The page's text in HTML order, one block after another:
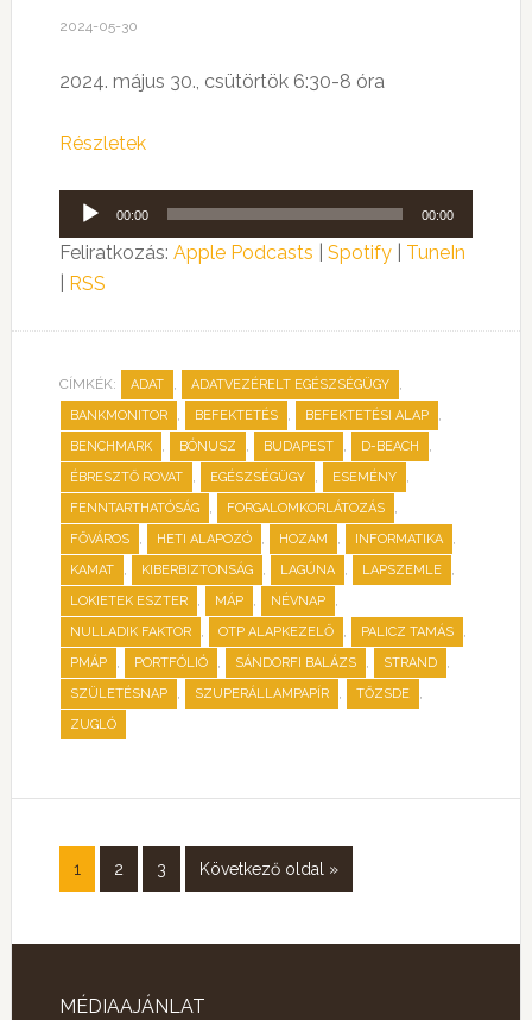
2024-05-30
2024. május 30., csütörtök 6:30-8 óra
Részletek
Audió
lejátszó
00:00 00:00
Feliratkozás: Apple Podcasts Spotify| TuneIn
RSS
CÍMKÉK: ADAT , ADATVEZÉRELT EGÉSZSÉGÜGY ,
BANKMONITOR , BEFEKTETÉS , BEFEKTETÉSI ALAP ,
BENCHMARK , BÓNUSZ , BUDAPEST , D-BEACH ,
ÉBRESZTŐ ROVAT , EGÉSZSÉGÜGY , ESEMÉNY ,
FENNTARTHATÓSÁG , FORGALOMKORLÁTOZÁS ,
FŐVÁROS , HETI ALAPOZÓ , HOZAM , INFORMATIKA ,
KAMAT , KIBERBIZTONSÁG , LAGÚNA , LAPSZEMLE ,
LOKIETEK ESZTER , MÁP , NÉVNAP ,
NULLADIK FAKTOR , OTP ALAPKEZELŐ , PALICZ TAMÁS ,
PMÁP , PORTFÓLIÓ , SÁNDORFI BALÁZS , STRAND ,
SZÜLETÉSNAP , SZUPERÁLLAMPAPÍR , TŐZSDE ,
ZUGLÓ
1 2 3 Következő oldal »
MÉDIAAJÁNLAT